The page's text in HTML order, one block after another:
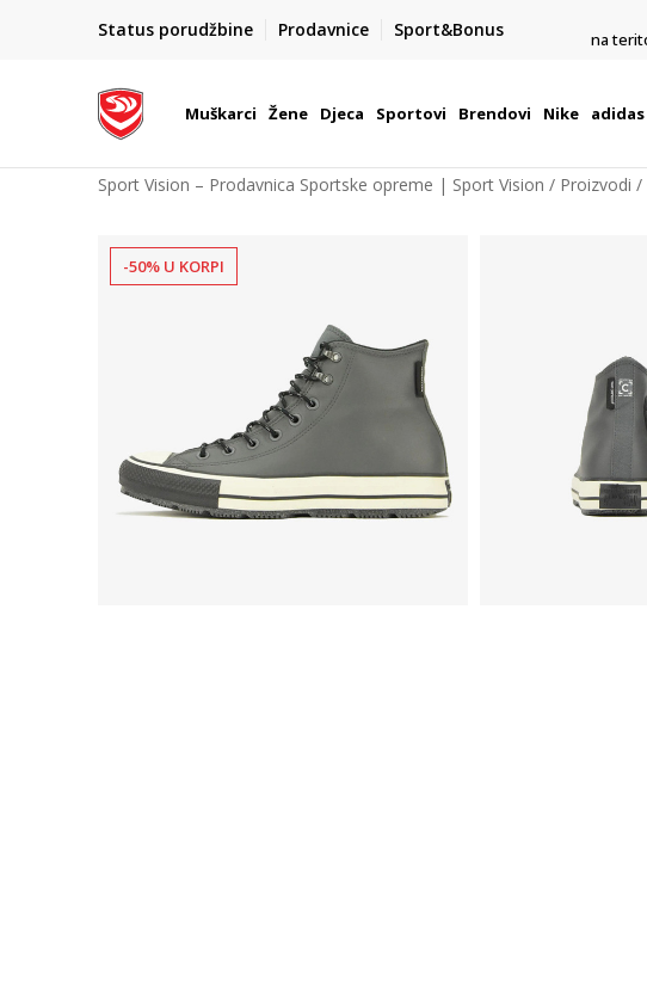
Status porudžbine Prodavnice Sport&Bonus
POZOVITE NAS NA : 055/490-400
Pon-Pet od 9h - 16h
na
Muškarci Žene Djeca Sportovi Brendovi Nike adidas
Sport Vision – Prodavnica Sportske opreme | Sport Vision Proizvodi
-50% U KORPI